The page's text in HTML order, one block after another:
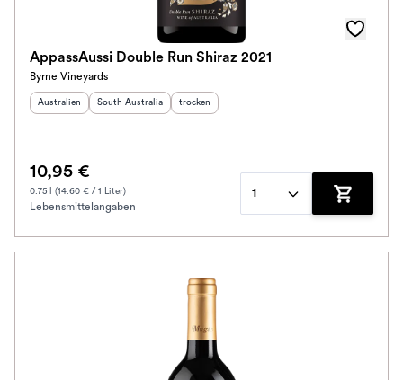
AppassAussi Double Run Shiraz 2021
Byrne Vineyards
Herkunftsland :
Australien Herkunftsregion
South Australia Geschmack
trocken
10,95 €
0.75 l (14.60 € / 1 Liter)
Lebensmittelangaben
1
Zum